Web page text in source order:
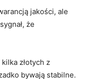
jakości, ale
że
złotych z
bywają stabilne.